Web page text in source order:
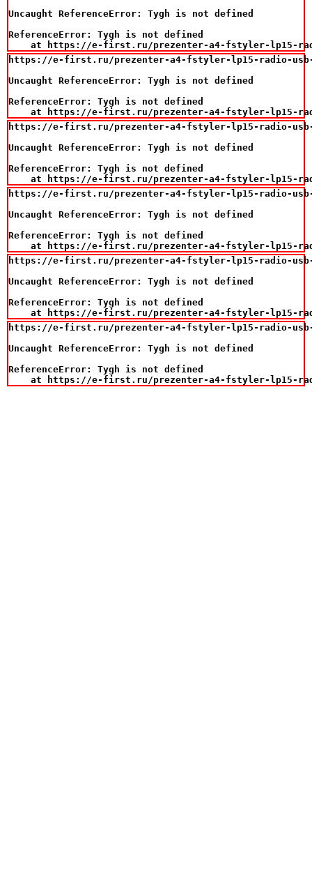
Uncaught ReferenceError: Tygh is not defined
ReferenceError: Tygh is not defined
at https://e-first.ru/prezenter-a4-fstyler-lp15-
https://e-first.ru/prezenter-a4-fstyler-lp15-radio-usb-
Uncaught ReferenceError: Tygh is not defined
ReferenceError: Tygh is not defined
at https://e-first.ru/prezenter-a4-fstyler-lp15-
https://e-first.ru/prezenter-a4-fstyler-lp15-radio-usb-
Uncaught ReferenceError: Tygh is not defined
ReferenceError: Tygh is not defined
at https://e-first.ru/prezenter-a4-fstyler-lp15-
https://e-first.ru/prezenter-a4-fstyler-lp15-radio-usb-
Uncaught ReferenceError: Tygh is not defined
ReferenceError: Tygh is not defined
at https://e-first.ru/prezenter-a4-fstyler-lp15-
https://e-first.ru/prezenter-a4-fstyler-lp15-radio-usb-
Uncaught ReferenceError: Tygh is not defined
ReferenceError: Tygh is not defined
at https://e-first.ru/prezenter-a4-fstyler-lp15-
https://e-first.ru/prezenter-a4-fstyler-lp15-radio-usb-
Uncaught ReferenceError: Tygh is not defined
ReferenceError: Tygh is not defined
at https://e-first.ru/prezenter-a4-fstyler-lp15-